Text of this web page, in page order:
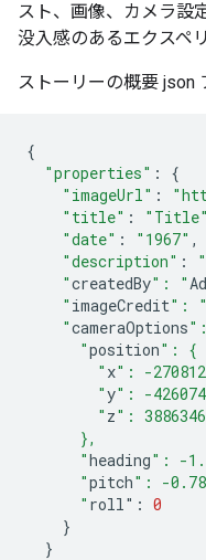
スト、画像、カメラ設
没入感のあるエクスペ
ストーリーの概要 json
{
"properties" :
{
"imageUrl" :
"title" : "Title"
"date" : "1967" ,
"description" :
    "
createdBy": "
    "
imageCredit": "
    "
cameraOptions
      "
position": {
        "
x": -
        "
y": -
        "
z":
      },
      "
heading": -
      "
pitch": -
      "
roll" : 0
}
}